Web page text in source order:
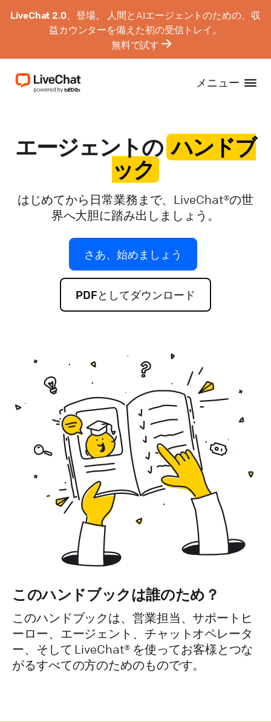
LiveChat 2.0、登場。
人間とAIエージェントのための、収
益カウンターを備えた初の受信トレイ。
無料で試す
メニュー
エージェントの ハンドブ
ック
はじめてから日常業務まで、LiveChat®の世
界へ大胆に踏み出しましょう。
さあ、始めましょう
PDFとしてダウンロード
このハンドブックは誰のため？
このハンドブックは、営業担当、サポートヒ
ーロー、エージェント、チャットオペレータ
ー、そして LiveChat® を使ってお客様とつな
がるすべての方のためのものです。